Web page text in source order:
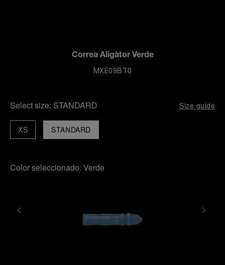
Correa Aligàtor Verde
MXE09BT0
Select size: STANDARD Size guide
STANDARD
XS
Color seleccionado: Verde